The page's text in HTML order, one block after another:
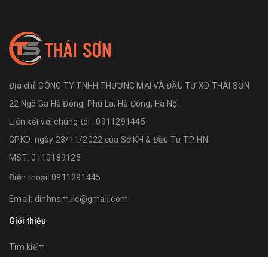
Địa chỉ:CÔNG TY TNHH THƯƠNG MẠI VÀ ĐẦU TƯ XD THÁI SƠN
22 Ngõ Ga Hà Đông, Phú La, Hà Đông, Hà Nội
Liên kết với chúng tôi : 0911291445
GPKD: ngày 23/11/2022 của Sở KH & Đầu Tư TP. HN
MST: 0110189125
Điện thoại: 0911291445
Email: dinhnam.iic@gmail.com
Giới thiệu
Tìm kiếm